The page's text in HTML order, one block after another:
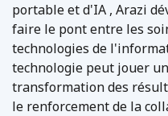
portable et d'IA , Arazi
faire le pont entre les
technologies de
technologie peut jouer
transformation des
le renforcement de la